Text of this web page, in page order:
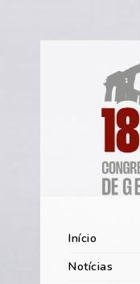
Início
Notícias